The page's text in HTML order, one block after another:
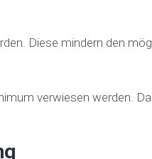
Diese mindern den
verwiesen werden.